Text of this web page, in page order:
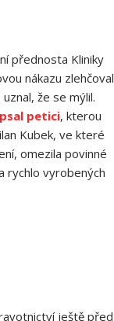
přednosta Kliniky
nákazu zlehčoval
že se mýlil.
petici, kterou
Kubek, ve které
omezila povinné
rychlo vyrobených
ještě před